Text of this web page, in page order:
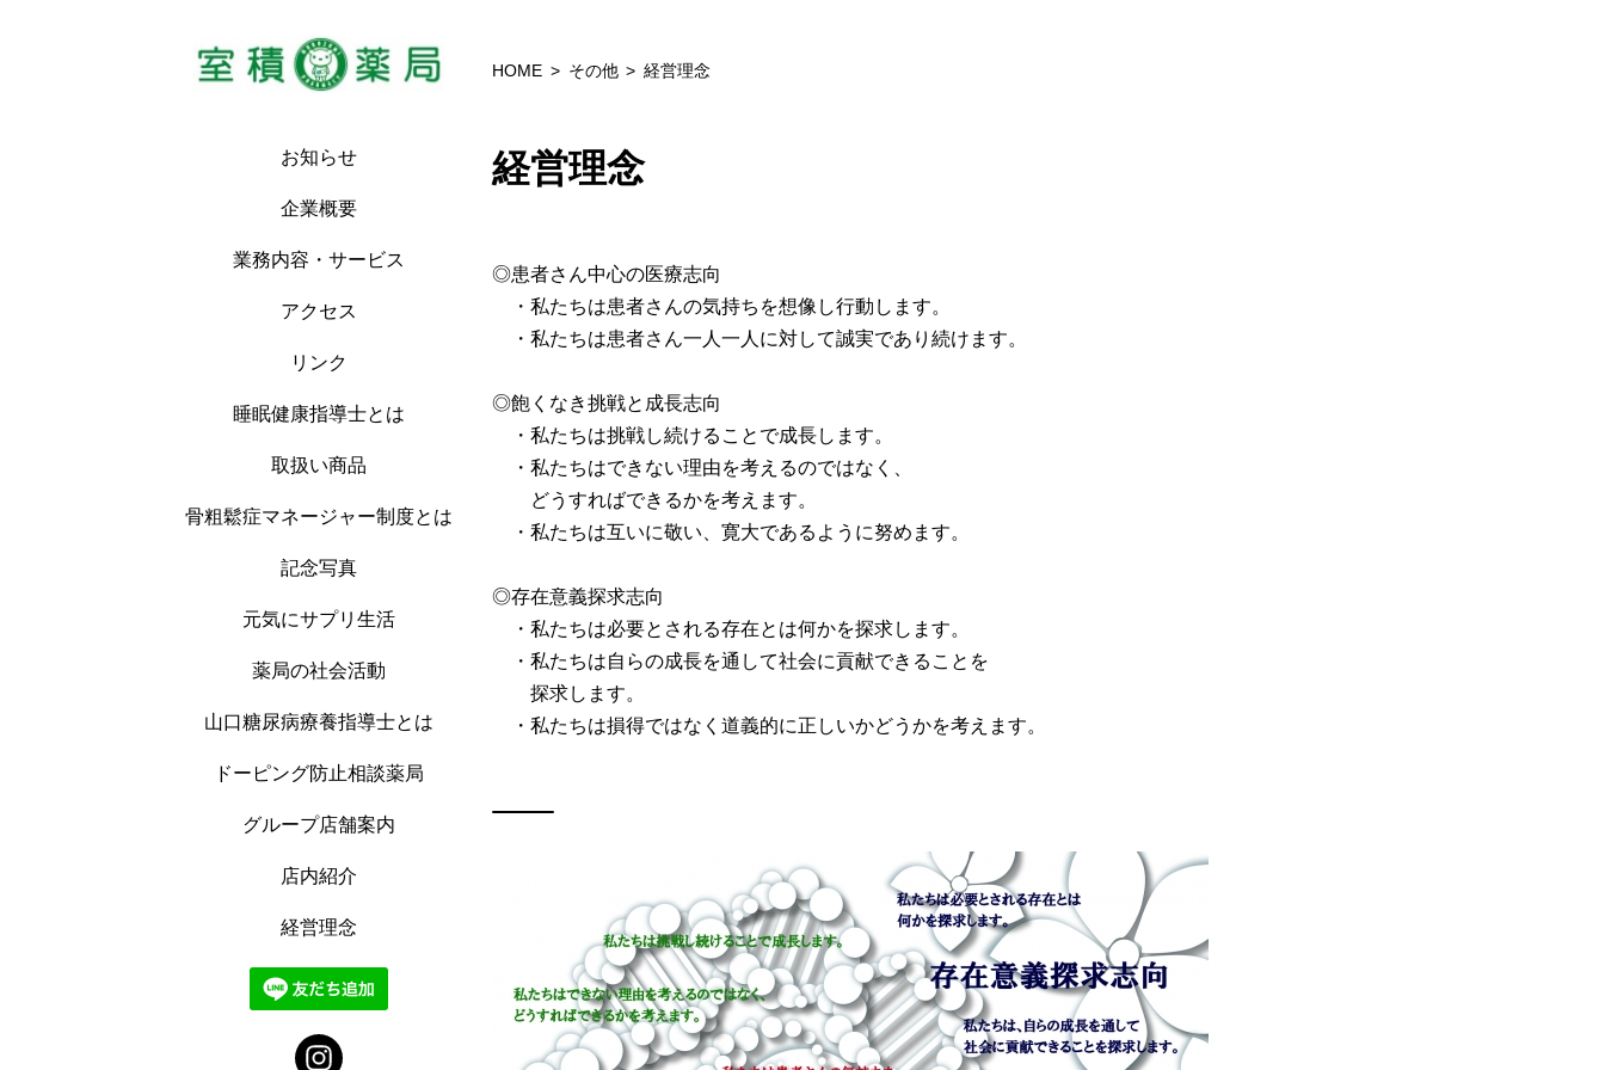
お知らせ
企業概要
業務内容・サービス
アクセス
リンク
睡眠健康指導士とは
取扱い商品
骨粗鬆症マネージャー制度とは
記念写真
元気にサプリ生活
薬局の社会活動
山口糖尿病療養指導士とは
ドーピング防止相談薬局
グループ店舗案内
店内紹介
経営理念
HOME その他 経営理念
経営理念
◎患者さん中心の医療志向
・私たちは患者さんの気持ちを想像し行動します。
・私たちは患者さん一人一人に対して誠実であり続けます。
◎飽くなき挑戦と成長志向
・私たちは挑戦し続けることで成長します。
・私たちはできない理由を考えるのではなく、
どうすればできるかを考えます。
・私たちは互いに敬い、寛大であるように努めます。
◎存在意義探求志向
・私たちは必要とされる存在とは何かを探求します。
・私たちは自らの成長を通して社会に貢献できることを
探求します。
・私たちは損得ではなく道義的に正しいかどうかを考えます。